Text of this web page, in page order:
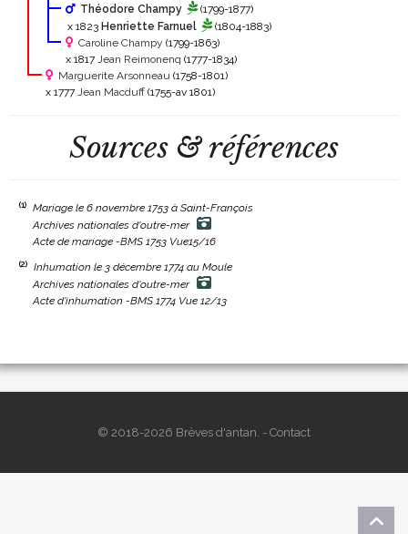
Théodore Champy
(1799-1877)
x 1823 Henriette Farnuel
(1804-1883)
Caroline Champy (1799-1863)
x 1817 Jean Reimonenq (1777-1834)
Marguerite Arsonneau (1758-1801)
x 1777 Jean Macduff (1755-av 1801)
Sources & références
(1)
Mariage le 6 novembre 1753 à Saint-François
Archives nationales d'outre-mer
Acte de mariage -BMS 1753 Vue15/16
(2)
Inhumation le 3 décembre 1774 au Moule
Archives nationales d'outre-mer
Acte d'inhumation -BMS 1774 Vue 12/13
© 2018-2026 Brèves d'antan. - Contact